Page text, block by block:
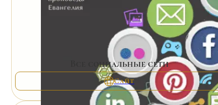
Все социальные сети
Сайт